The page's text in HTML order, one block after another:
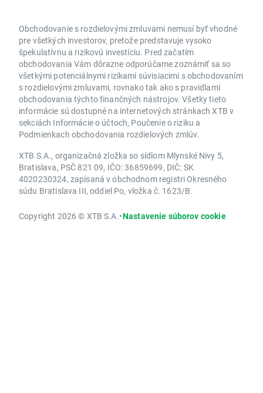
Obchodovanie s rozdielovými zmluvami nemusí byť vhodné
pre všetkých investorov, pretože predstavuje vysoko
špekulatívnu a rizikovú investíciu. Pred začatím
obchodovania Vám dôrazne odporúčame zoznámiť sa so
všetkými potenciálnymi rizikami súvisiacimi s obchodovaním
s rozdielovými zmluvami, rovnako tak ako s pravidlami
obchodovania týchto finančných nástrojov. Všetky tieto
informácie sú dostupné na internetových stránkach XTB v
sekciách Informácie o účtoch, Poučenie o riziku a
Podmienkach obchodovania rozdielových zmlúv.
XTB S.A., organizačná zložka so sídlom Mlynské Nivy 5,
Bratislava, PSČ 821 09, IČO: 36859699, DIČ: SK
4020230324, zapísaná v obchodnom registri Okresného
súdu Bratislava III, oddiel Po, vložka č. 1623/B.
Copyright 2026 © XTB S.A.•Nastavenie súborov cookie